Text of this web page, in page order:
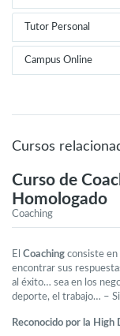
Tutor Personal
Campus Online
Cursos
Curso de
Homologado
Coaching
El Coaching consiste en
encontrar sus
al éxito… sea en los
deporte, el trabajo… –
Reconocido por la High